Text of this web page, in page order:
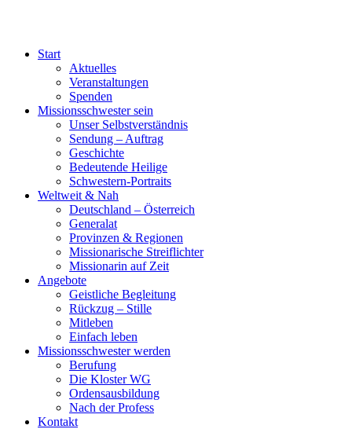
Start
Aktuelles
Veranstaltungen
Spenden
Missionsschwester sein
Unser Selbstverständnis
Sendung – Auftrag
Geschichte
Bedeutende Heilige
Schwestern-Portraits
Weltweit & Nah
Deutschland – Österreich
Generalat
Provinzen & Regionen
Missionarische Streiflichter
Missionarin auf Zeit
Angebote
Geistliche Begleitung
Rückzug – Stille
Mitleben
Einfach leben
Missionsschwester werden
Berufung
Die Kloster WG
Ordensausbildung
Nach der Profess
Kontakt